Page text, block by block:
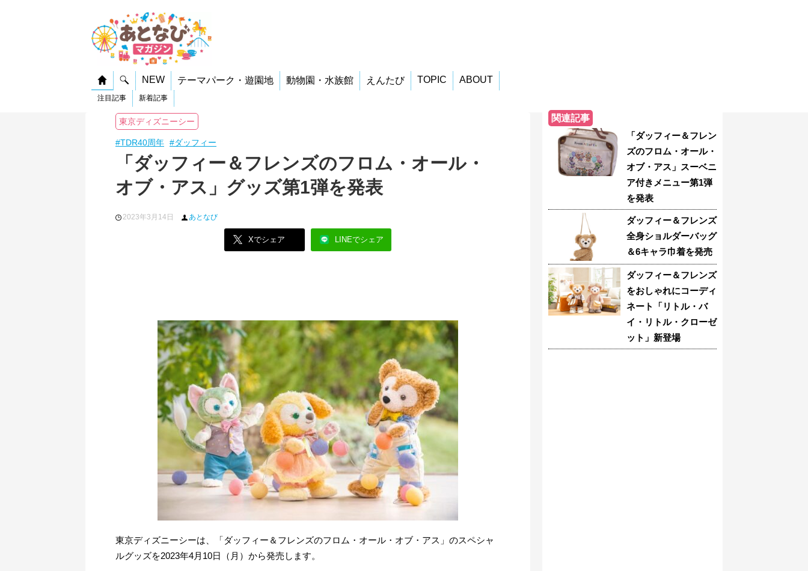
NEW テーマパーク・遊園地 動物園・水族館 えんたび TOPIC ABOUT
注目記事 新着記事
東京ディズニーシー
#TDR40周年 #ダッフィー
「ダッフィー＆フレンズのフロム・オール・
オブ・アス」グッズ第1弾を発表
2023年3月14日 あとなび
Xでシェア LINEでシェア
東京ディズニーシーは、「ダッフィー＆フレンズのフロム・オール・オブ・アス」のスペシャ
ルグッズを2023年4月10日（月）から発売します。
関連記事
「ダッフィー＆フレン
ズのフロム・オール・
オブ・アス」スーベニ
ア付きメニュー第1弾
を発表
ダッフィー＆フレンズ
全身ショルダーバッグ
＆6キャラ巾着を発売
ダッフィー＆フレンズ
をおしゃれにコーディ
ネート「リトル・バ
イ・リトル・クローゼ
ット」新登場